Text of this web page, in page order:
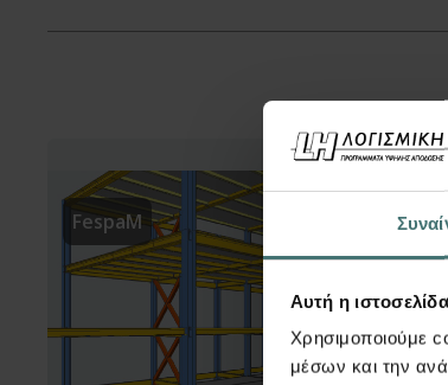
Αυτή η
Χρησιμοποιούμε
μέσων και την
FespaM